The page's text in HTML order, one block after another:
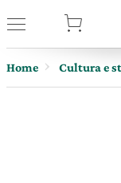
Home Cultura e